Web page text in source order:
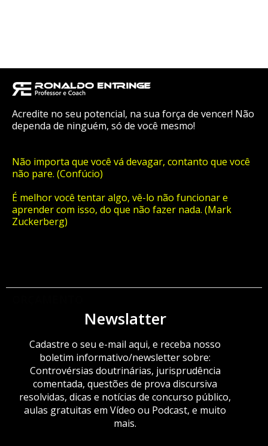
Acredite no seu potencial, na sua força de vencer! Não
dependa de ninguém, só de você mesmo!
Não importa que você vá devagar, contanto que você
não pare. (Confúcio)
É melhor você tentar algo, vê-lo não funcionar e
aprender com isso, do que não fazer nada. (Mark
Zuckerberg)
Newslatter
Cadastre o seu e-mail aqui, e receba nosso
boletim informativo/newsletter sobre:
Controvérsias doutrinárias, jurisprudência
comentada, questões de prova discursiva
resolvidas, dicas e notícias de concurso público,
aulas gratuitas em Vídeo ou Podcast, e muito
mais.